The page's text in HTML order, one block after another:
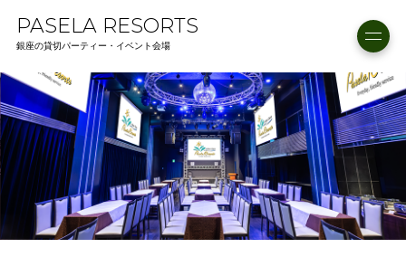
PASELA RESORTS
銀座の貸切パーティー・イベント会場